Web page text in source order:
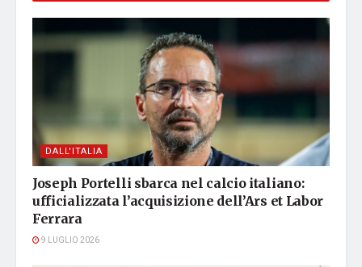
DALL'ITALIA
Joseph Portelli sbarca nel calcio italiano:
ufficializzata l’acquisizione dell’Ars et Labor
Ferrara
9 LUGLIO 2026